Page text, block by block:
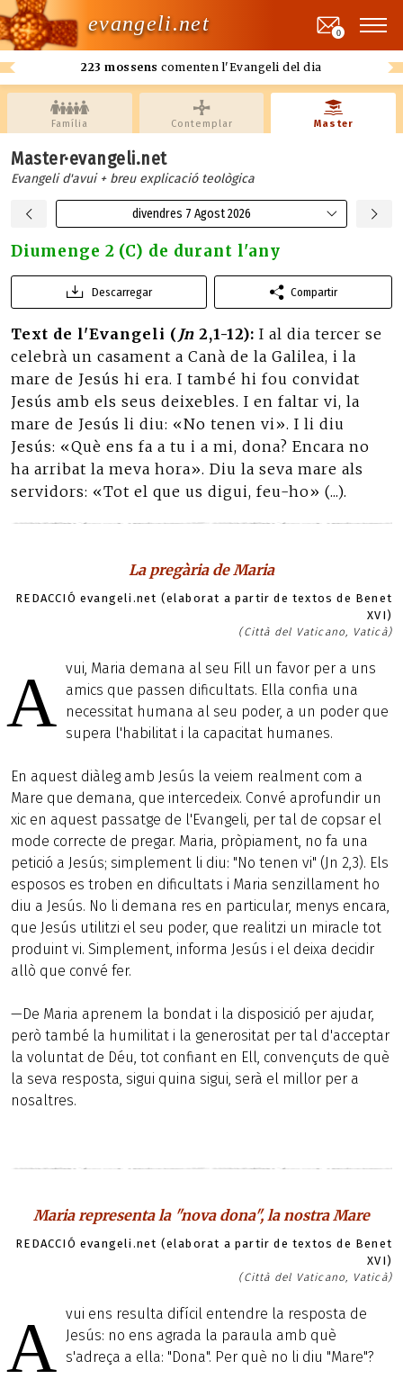
evangeli.net
223 mossens comenten l'Evangeli del dia
0
Família Contemplar Master
Master·evangeli.net
Evangeli d'avui + breu explicació teològica
divendres 7 Agost 2026
Diumenge 2 (C) de durant l'any
Descarregar Compartir
Text de l'Evangeli ( Jn 2,1-12): I al dia tercer se
celebrà un casament a Canà de la Galilea, i la
mare de Jesús hi era. I també hi fou convidat
Jesús amb els seus deixebles. I en faltar vi, la
mare de Jesús li diu: «No tenen vi». I li diu
Jesús: «Què ens fa a tu i a mi, dona? Encara no
ha arribat la meva hora». Diu la seva mare als
servidors: «Tot el que us digui, feu-ho» (...).
La pregària de Maria
REDACCIÓ evangeli.net (elaborat a partir de textos de Benet
XVI)
(Città del Vaticano, Vaticà)
A vui, Maria demana al seu Fill un favor per a uns
amics que passen dificultats. Ella confia una
necessitat humana al seu poder, a un poder que
supera l'habilitat i la capacitat humanes.
En aquest diàleg amb Jesús la veiem realment com a
Mare que demana, que intercedeix. Convé aprofundir un
xic en aquest passatge de l'Evangeli, per tal de copsar el
mode correcte de pregar. Maria, pròpiament, no fa una
petició a Jesús; simplement li diu: "No tenen vi" (Jn 2,3). Els
esposos es troben en dificultats i Maria senzillament ho
diu a Jesús. No li demana res en particular, menys encara,
que Jesús utilitzi el seu poder, que realitzi un miracle tot
produint vi. Simplement, informa Jesús i el deixa decidir
allò que convé fer.
—De Maria aprenem la bondat i la disposició per ajudar,
però també la humilitat i la generositat per tal d'acceptar
la voluntat de Déu, tot confiant en Ell, convençuts de què
la seva resposta, sigui quina sigui, serà el millor per a
nosaltres.
Maria representa la "nova dona", la nostra Mare
REDACCIÓ evangeli.net (elaborat a partir de textos de Benet
XVI)
(Città del Vaticano, Vaticà)
A vui ens resulta difícil entendre la resposta de
Jesús: no ens agrada la paraula amb què
s'adreça a ella: "Dona". Per què no li diu "Mare"?